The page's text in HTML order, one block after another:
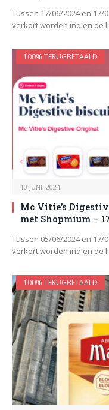
Tussen 17/06/2024 en 17/
verkort worden indien de
100% TERUGBETAALD
10 JUNI, 2024
Mc Vitie’s
met Shopmium –
Tussen 05/06/2024 en 17/
verkort worden indien de
100% TERUGBETAALD